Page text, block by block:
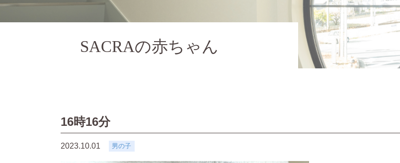
SACRAの赤ちゃん
16時16分
2023.10.01 男の子